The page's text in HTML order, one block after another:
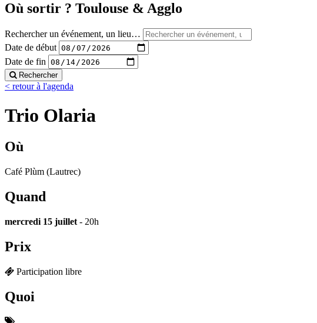
Où sortir ? Toulouse & Agglo
Rechercher un événement, un lieu…
Date de début
Date de fin
Rechercher
< retour à l'agenda
Trio Olaria
Où
Café Plùm (Lautrec)
Quand
mercredi 15 juillet - 20h
Prix
Participation libre
Quoi